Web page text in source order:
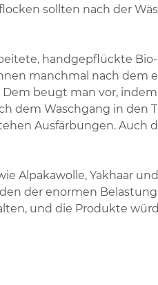
sollten nach der
handgepflückte
manchmal nach dem
beugt man vor,
dem Waschgang in den
Ausfärbungen. Auch
Alpakawolle, Yakhaar
der enormen
und die Produkte